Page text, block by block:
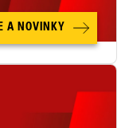
A NOVINKY